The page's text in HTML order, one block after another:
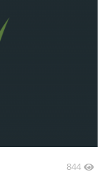
844